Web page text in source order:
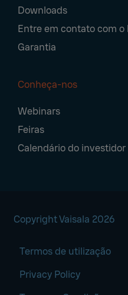
Downloads
Entre em contato com o
Garantia
Conheça-nos
Webinars
Feiras
Calendário do investidor
Copyright Vaisala 2026
Termos de utilização
Privacy Policy